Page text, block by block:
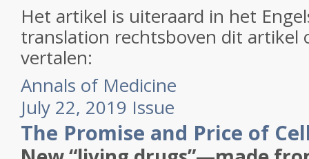
Het artikel is uiteraard in het
translation rechtsboven dit artikel
vertalen:
Annals of Medicine
July 22, 2019 Issue
The Promise and Price of